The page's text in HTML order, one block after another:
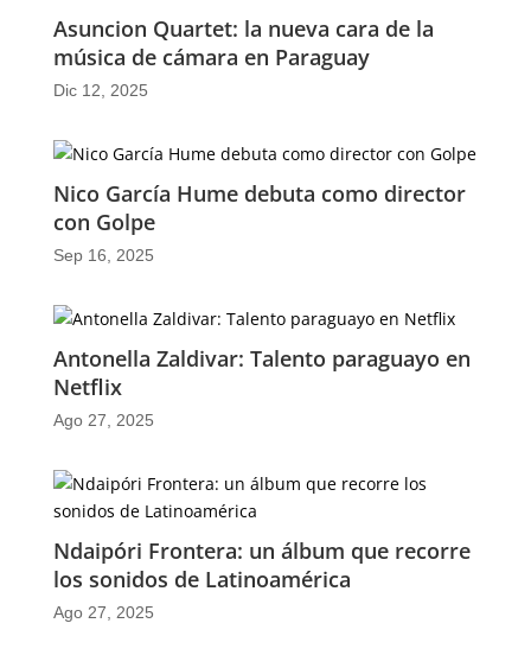
Asuncion Quartet: la nueva cara de la
música de cámara en Paraguay
Dic 12, 2025
Nico García Hume debuta como director
con Golpe
Sep 16, 2025
Antonella Zaldivar: Talento paraguayo en
Netflix
Ago 27, 2025
Ndaipóri Frontera: un álbum que recorre
los sonidos de Latinoamérica
Ago 27, 2025